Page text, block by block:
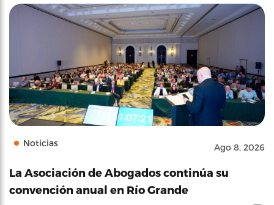
Noticias Ago 8, 2026
La Asociación de Abogados continúa su
convención anual en Río Grande